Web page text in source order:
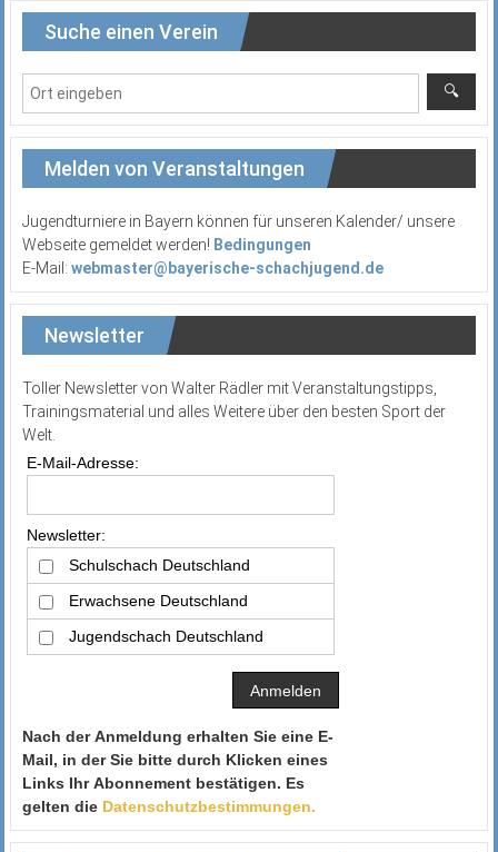
Suche einen Verein
Melden von Veranstaltungen
Jugendturniere in Bayern können für unseren Kalender/ unsere
Webseite gemeldet werden! Bedingungen
E-Mail: webmaster@bayerische-schachjugend.de
Newsletter
Toller Newsletter von Walter Rädler mit Veranstaltungstipps,
Trainingsmaterial und alles Weitere über den besten Sport der
Welt.
E-Mail-Adresse:
Newsletter:
Schulschach Deutschland
Erwachsene Deutschland
Jugendschach Deutschland
Nach der Anmeldung erhalten Sie eine E-
Mail, in der Sie bitte durch Klicken eines
Links Ihr Abonnement bestätigen. Es
gelten die Datenschutzbestimmungen.